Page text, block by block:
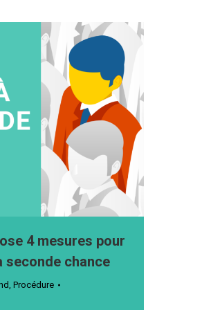
4 mesures pour
chance
, Procédure